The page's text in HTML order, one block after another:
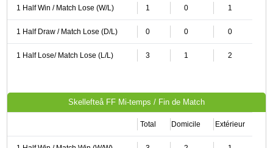
1 Half Win / Match Lose (W/L) 1 0 1
1 Half Draw / Match Lose (D/L) 0 0 0
1 Half Lose/ Match Lose (L/L) 3 1 2
Skellefteå FF Mi-temps / Fin de Match
Total Domicile Extérieur